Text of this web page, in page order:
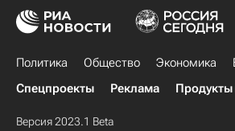
Политика Общество Экономика
Спецпроекты
Реклама
Версия 2023.1 Beta